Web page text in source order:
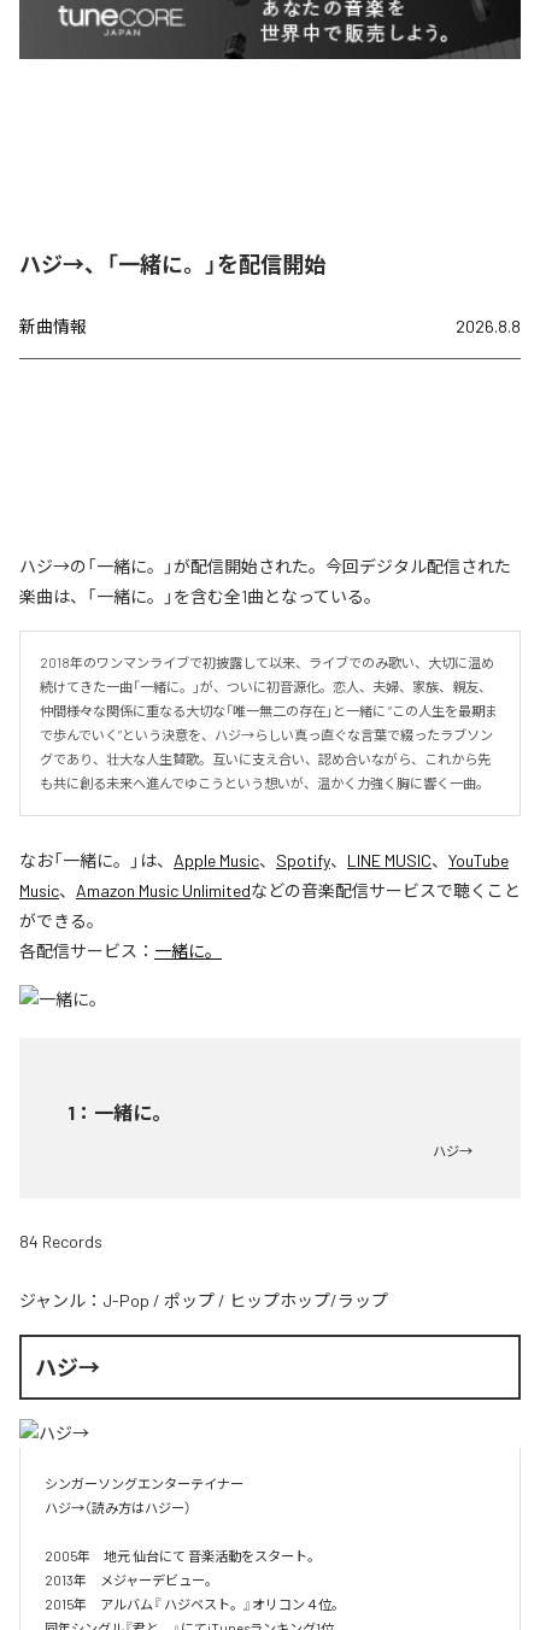
ハジ→、「一緒に。」を配信開始
新曲情報 2026.8.8
ハジ→の「一緒に。」が配信開始された。今回デジタル配信された
楽曲は、「一緒に。」を含む全1曲となっている。
2018年のワンマンライブで初披露して以来、ライブでのみ歌い、大切に温め
続けてきた一曲「一緒に。」が、ついに初音源化。恋人、夫婦、家族、親友、
仲間――様々な関係に重なる大切な「唯一無二の存在」と一緒に “この人生を最期ま
で歩んでいく”という決意を、ハジ→らしい真っ直ぐな言葉で綴ったラブソン
グであり、壮大な人生賛歌。互いに支え合い、認め合いながら、これから先
も共に創る未来へ進んでゆこうという想いが、温かく力強く胸に響く一曲。
なお「一緒に。 」は、 Apple Music、 Spotify、 LINE MUSIC、 YouTube
Music、 Amazon Music Unlimitedなどの音楽配信サービスで聴くこと
ができる。
各配信サービス： 一緒に。
1 ： 一緒に。
ハジ→
84 Records
ジャンル： J-Pop / ポップ / ヒップホップ/ラップ
ハジ→
シンガーソングエンターテイナー
ハジ→（読み方はハジー）
2005年　地元 仙台にて 音楽活動をスタート。
2013年　メジャーデビュー。
2015年　アルバム『 ハジベスト。』オリコン４位。